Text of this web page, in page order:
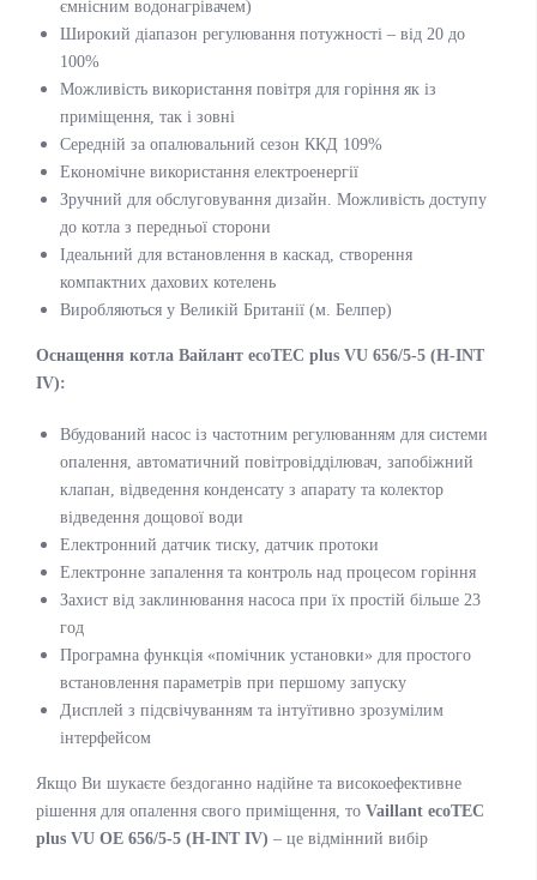
ємнісним водонагрівачем)
Широкий діапазон регулювання потужності – від 20 до
100%
Можливість використання повітря для горіння як із
приміщення, так і зовні
Середній за опалювальний сезон ККД 109%
Економічне використання електроенергії
Зручний для обслуговування дизайн. Можливість доступу
до котла з передньої сторони
Ідеальний для встановлення в каскад, створення
компактних дахових котелень
Виробляються у Великій Британії (м. Белпер)
Оснащення котла Вайлант ecoTEC plus VU 656/5-5 (H-INT
IV):
Вбудований насос із частотним регулюванням для системи
опалення, автоматичний повітровідділювач, запобіжний
клапан, відведення конденсату з апарату та колектор
відведення дощової води
Електронний датчик тиску, датчик протоки
Електронне запалення та контроль над процесом горіння
Захист від заклинювання насоса при їх простій більше 23
год
Програмна функція «помічник установки» для простого
встановлення параметрів при першому запуску
Дисплей з підсвічуванням та інтуїтивно зрозумілим
інтерфейсом
Якщо Ви шукаєте бездоганно надійне та високоефективне
рішення для опалення свого приміщення, то Vaillant ecoTEC
plus VU OE 656/5-5 (H-INT IV) – це відмінний вибір